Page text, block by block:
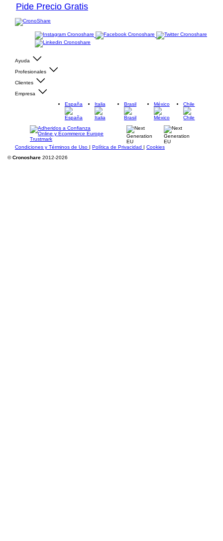
Pide Precio Gratis
Ayuda
Profesionales
Clientes
Empresa
España
Italia Brasil México Chile
Condiciones y Términos de Uso | Política de Privacidad | Cookies
©Cronoshare 2012-2026